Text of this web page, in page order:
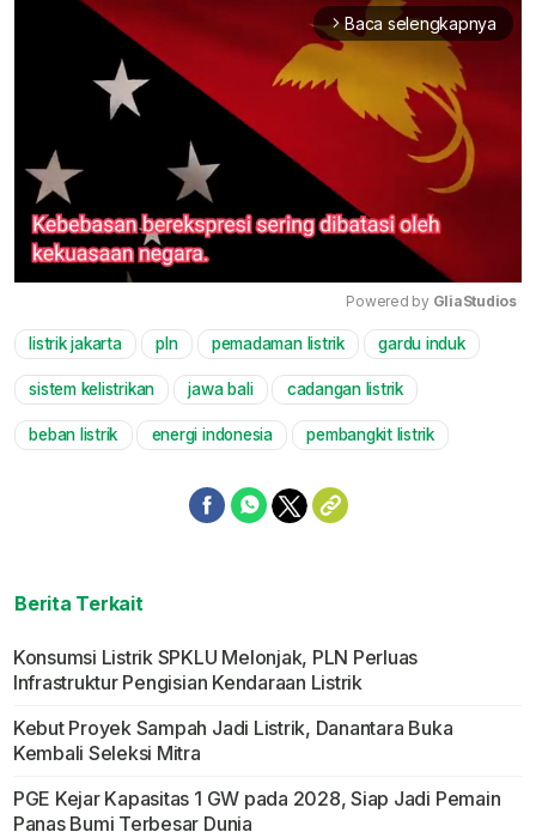
arrow_forward_ios Baca selengkapnya
Mute
Powered by GliaStudios
listrik jakarta pln pemadaman listrik gardu induk
sistem kelistrikan jawa bali cadangan listrik
beban listrik energi indonesia pembangkit listrik
Berita Terkait
Konsumsi Listrik SPKLU Melonjak, PLN Perluas
Infrastruktur Pengisian Kendaraan Listrik
Kebut Proyek Sampah Jadi Listrik, Danantara Buka
Kembali Seleksi Mitra
PGE Kejar Kapasitas 1 GW pada 2028, Siap Jadi Pemain
Panas Bumi Terbesar Dunia